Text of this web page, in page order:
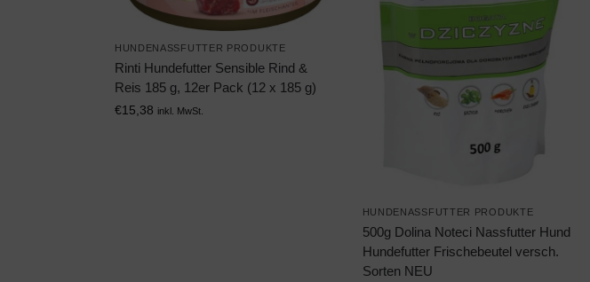
HUNDENASSFUTTER PRODUKTE
Rinti Hundefutter Sensible Rind &
Reis 185 g, 12er Pack (12 x 185 g)
€15,38 inkl. MwSt.
HUNDENASSFUTTER PRODUKTE
500g Dolina Noteci Nassfutter Hund
Hundefutter Frischebeutel versch.
Sorten NEU